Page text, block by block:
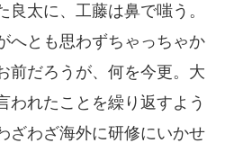
太に、工藤は鼻で嗤う。
へとも思わずちゃっちゃか
前だろうが、何を今更。大
われたことを繰り返すよう
ざわざ海外に研修にいかせ